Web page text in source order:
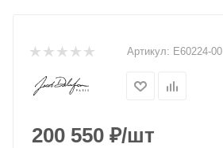
Артикул: E60224-00
200 550 ₽/шт